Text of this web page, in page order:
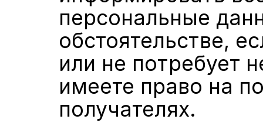
персональные
обстоятельстве,
или не потребует
имеете право на
получателях.